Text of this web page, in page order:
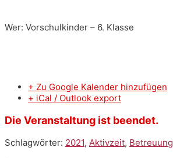
Wer: Vorschulkinder – 6. Klasse
+ Zu Google Kalender hinzufügen
+ iCal / Outlook export
Die Veranstaltung ist beendet.
Schlagwörter: 2021, Aktivzeit, Betreuung